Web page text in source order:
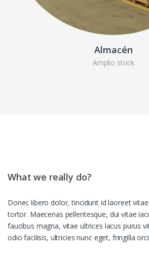
Almacén
Amplio stock
What we really do?
Donec libero dolor, tincidunt id laoreet
tortor. Maecenas pellentesque, dui vitae
faucibus magna, vitae ultrices lacus purus
odio facilisis, ultricies nunc eget, fringilla